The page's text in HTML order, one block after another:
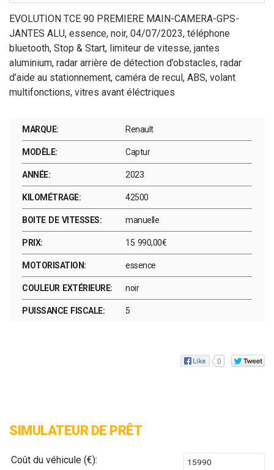
EVOLUTION TCE 90 PREMIERE MAIN-CAMERA-GPS-
JANTES ALU, essence, noir, 04/07/2023, téléphone
bluetooth, Stop & Start, limiteur de vitesse, jantes
aluminium, radar arrière de détection d’obstacles, radar
d’aide au stationnement, caméra de recul, ABS, volant
multifonctions, vitres avant éléctriques
MARQUE: Renault
MODÈLE: Captur
ANNÉE: 2023
KILOMÉTRAGE: 42500
BOITE DE VITESSES: manuelle
PRIX: 15 990,00€
MOTORISATION: essence
COULEUR EXTÉRIEURE: noir
PUISSANCE FISCALE: 5
0
SIMULATEUR DE PRÊT
Coût du véhicule (€):